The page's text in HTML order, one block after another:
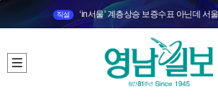
직설 ‘in서울’ 계층상승 보증수표 아닌데 서